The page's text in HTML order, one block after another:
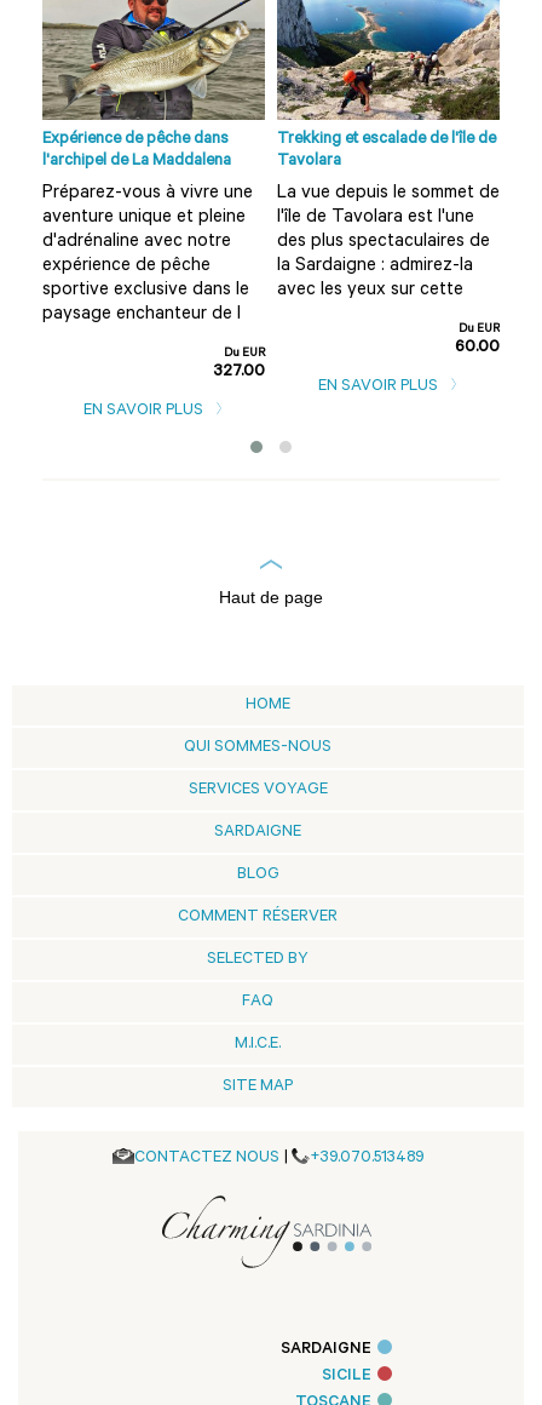
Expérience de pêche dans
l'archipel de La Maddalena
Préparez-vous à vivre une
aventure unique et pleine
d'adrénaline avec notre
expérience de pêche
sportive exclusive dans le
paysage enchanteur de l
Du EUR
327.00
EN SAVOIR PLUS
Trekking et escalade de l'île de
Tavolara
La vue depuis le sommet de
l'île de Tavolara est l'une
des plus spectaculaires de
la Sardaigne : admirez-la
avec les yeux sur cette
Du EUR
60.00
EN SAVOIR PLUS
Haut de page
HOME
QUI SOMMES-NOUS
SERVICES VOYAGE
SARDAIGNE
BLOG
COMMENT RÉSERVER
SELECTED BY
FAQ
M.I.C.E.
SITE MAP
CONTACTEZ NOUS | +39.070.513489
SARDAIGNE
SICILE